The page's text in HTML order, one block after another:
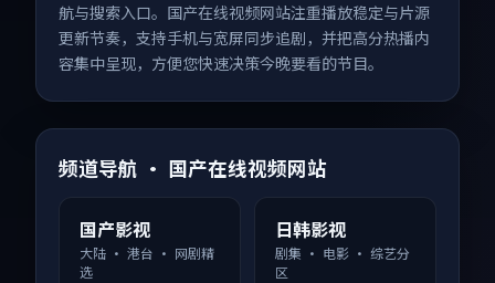
航与搜索入口。国产在线视频网站注重播放稳定与片源
更新节奏，支持手机与宽屏同步追剧，并把高分热播内
容集中呈现，方便您快速决策今晚要看的节目。
频道导航 · 国产在线视频网站
国产影视
大陆 · 港台 · 网剧精
选
日韩影视
剧集 · 电影 · 综艺分
区